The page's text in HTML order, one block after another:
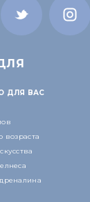
ДЛЯ ВАС
возраста